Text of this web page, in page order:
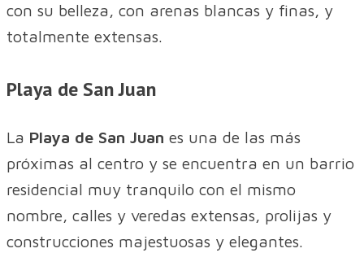
con su belleza, con arenas blancas y finas, y
totalmente extensas.
Playa de San Juan
La Playa de San Juan es una de las más
próximas al centro y se encuentra en un barrio
residencial muy tranquilo con el mismo
nombre, calles y veredas extensas, prolijas y
construcciones majestuosas y elegantes.